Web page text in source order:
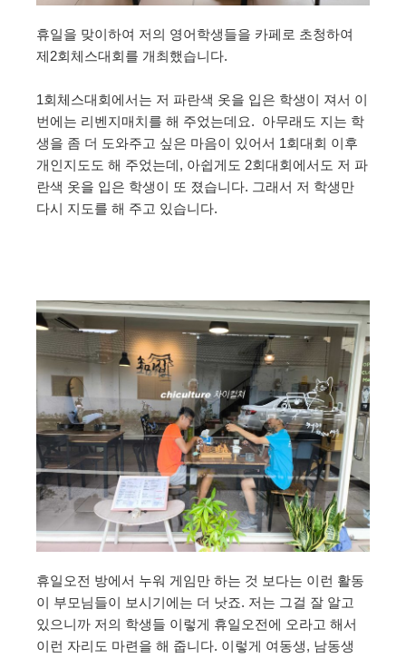
휴일을 맞이하여 저의 영어학생들을 카페로 초청하여
제2회체스대회를 개최했습니다.
1회체스대회에서는 저 파란색 옷을 입은 학생이 져서 이
번에는 리벤지매치를 해 주었는데요. 아무래도 지는 학
생을 좀 더 도와주고 싶은 마음이 있어서 1회대회 이후
개인지도도 해 주었는데, 아쉽게도 2회대회에서도 저 파
란색 옷을 입은 학생이 또 졌습니다. 그래서 저 학생만
다시 지도를 해 주고 있습니다.
휴일오전 방에서 누워 게임만 하는 것 보다는 이런 활동
이 부모님들이 보시기에는 더 낫죠. 저는 그걸 잘 알고
있으니까 저의 학생들 이렇게 휴일오전에 오라고 해서
이런 자리도 마련을 해 줍니다. 이렇게 여동생, 남동생